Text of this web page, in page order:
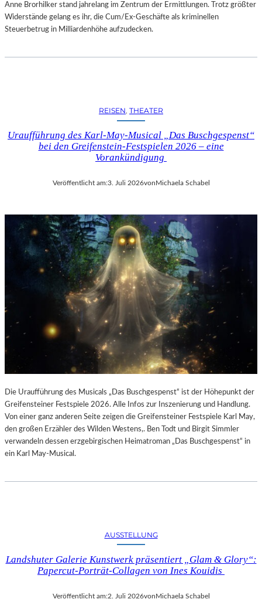
Anne Brorhilker stand jahrelang im Zentrum der Ermittlungen. Trotz größter
Widerstände gelang es ihr, die Cum/Ex-Geschäfte als kriminellen
Steuerbetrug in Milliardenhöhe aufzudecken.
REISEN, THEATER
Uraufführung des Karl-May-Musical „Das Buschgespenst“
bei den Greifenstein-Festspielen 2026 – eine
Vorankündigung
Veröffentlicht am:3. Juli 2026vonMichaela Schabel
Die Uraufführung des Musicals „Das Buschgespenst“ ist der Höhepunkt der
Greifensteiner Festspiele 2026. Alle Infos zur Inszenierung und Handlung.
Von einer ganz anderen Seite zeigen die Greifensteiner Festspiele Karl May,
den großen Erzähler des Wilden Westens,. Ben Todt und Birgit Simmler
verwandeln dessen erzgebirgischen Heimatroman „Das Buschgespenst“ in
ein Karl May-Musical.
AUSSTELLUNG
Landshuter Galerie Kunstwerk präsentiert „Glam & Glory“:
Papercut-Porträt-Collagen von Ines Kouidis
Veröffentlicht am:2. Juli 2026vonMichaela Schabel